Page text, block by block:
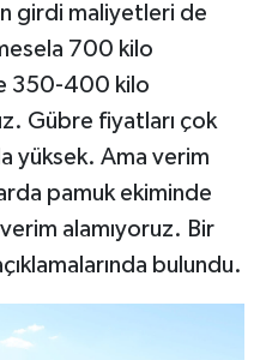
girdi maliyetleri de
700 kilo
350-400 kilo
Gübre fiyatları çok
yüksek. Ama verim
pamuk ekiminde
alamıyoruz. Bir
bulundu.